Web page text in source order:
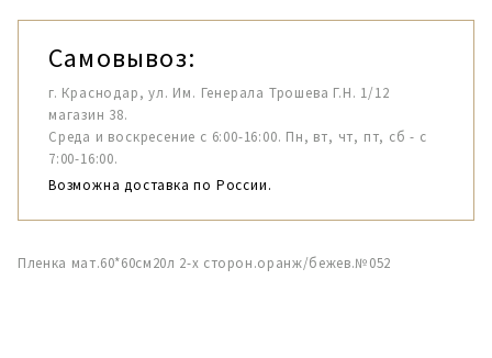
Самовывоз:
г. Краснодар, ул. Им. Генерала Трошева Г.Н. 1/12
магазин 38.
Среда и воскресение с 6:00-16:00. Пн, вт, чт, пт, сб - с
7:00-16:00.
Возможна доставка по России.
Пленка мат.60*60см20л 2-х сторон.оранж/бежев.№052